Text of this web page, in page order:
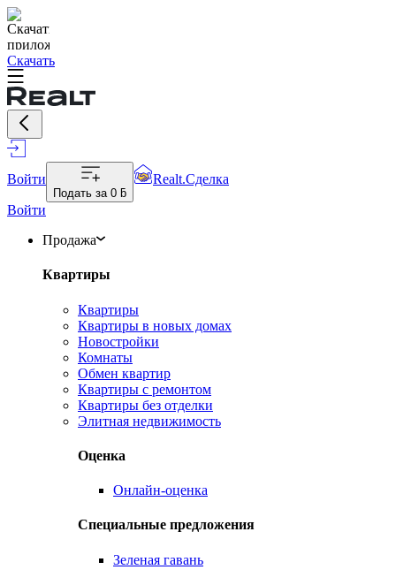
Скачать
Войти
Подать за 0 ƃ
Realt.Сделка
Войти
Продажа
Квартиры
Квартиры
Квартиры в новых домах
Новостройки
Комнаты
Обмен квартир
Квартиры с ремонтом
Квартиры без отделки
Элитная недвижимость
Оценка
Онлайн-оценка
Специальные предложения
Зеленая гавань